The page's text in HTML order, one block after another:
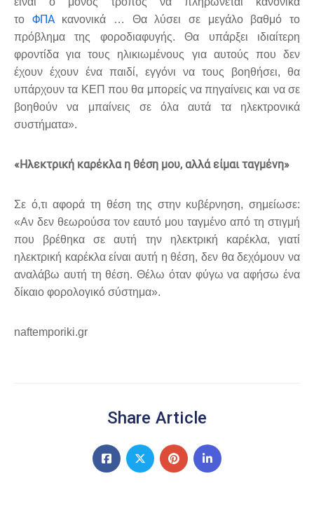
το ΦΠΑ κανονικά … Θα λύσει σε μεγάλο βαθμό το
πρόβλημα της φοροδιαφυγής. Θα υπάρξει ιδιαίτερη
φροντίδα για τους ηλικιωμένους για αυτούς που δεν
έχουν έχουν ένα παιδί, εγγόνι να τους βοηθήσει, θα
υπάρχουν τα ΚΕΠ που θα μπορείς να πηγαίνεις και να σε
βοηθούν να μπαίνεις σε όλα αυτά τα ηλεκτρονικά
συστήματα».
«Ηλεκτρική καρέκλα η θέση μου, αλλά είμαι ταγμένη»
Σε ό,τι αφορά τη θέση της στην κυβέρνηση, σημείωσε:
«Αν δεν θεωρούσα τον εαυτό μου ταγμένο από τη στιγμή
που βρέθηκα σε αυτή την ηλεκτρική καρέκλα, γιατί
ηλεκτρική καρέκλα είναι αυτή η θέση, δεν θα δεχόμουν να
αναλάβω αυτή τη θέση. Θέλω όταν φύγω να αφήσω ένα
δίκαιο φορολογικό σύστημα».
naftemporiki.gr
Share Article